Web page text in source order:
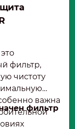
фильтр,
чистоту
важна
фильтр